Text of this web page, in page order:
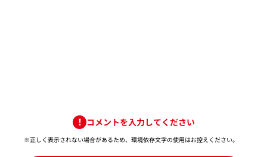
コメントを入力してください
※正しく表示されない場合があるため、環境依存文字の使用はお控えください。​